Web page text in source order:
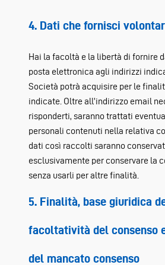
4. Dati che fornisci
Hai la facoltà e la libertà di fornire
posta elettronica agli indirizzi
Società potrà acquisire per le
indicate. Oltre all’indirizzo email
risponderti, saranno trattati
personali contenuti nella relativa
dati così raccolti saranno
esclusivamente per conservare la
senza usarli per altre finalità.
5. Finalità, base giuridica
facoltatività del consenso
del mancato consenso